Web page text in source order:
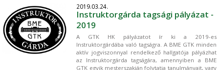
2019.03.24.
Instruktorgárda tagsági pályázat -
2019
A GTK HK pályázatot ír ki a 2019-es
Instruktorgárdába való tagságra. A BME GTK minden
aktív jogviszonnyal rendelkező hallgatója pályázhat
az Instruktorgárda tagságára, amennyiben a BME
GTK egyik mesterszakján folytatja tanulmányait, vagy